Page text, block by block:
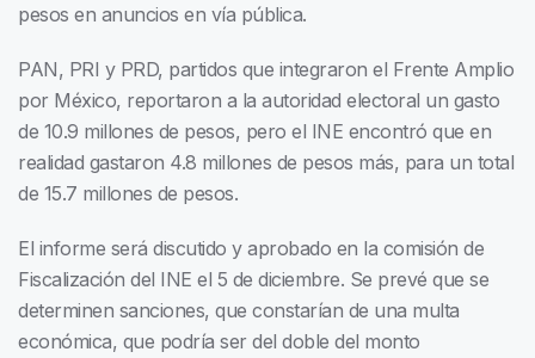
pesos en anuncios en vía pública.
PAN, PRI y PRD, partidos que integraron el Frente Amplio
por México, reportaron a la autoridad electoral un gasto
de 10.9 millones de pesos, pero el INE encontró que en
realidad gastaron 4.8 millones de pesos más, para un total
de 15.7 millones de pesos.
El informe será discutido y aprobado en la comisión de
Fiscalización del INE el 5 de diciembre. Se prevé que se
determinen sanciones, que constarían de una multa
económica, que podría ser del doble del monto